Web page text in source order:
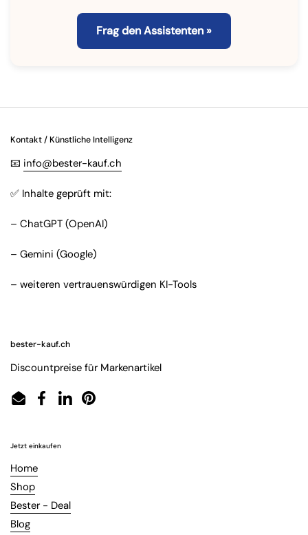
Frag den Assistenten »
Kontakt / Künstliche Intelligenz
📧 info@bester-kauf.ch
✅ Inhalte geprüft mit:
– ChatGPT (OpenAI)
– Gemini (Google)
– weiteren vertrauenswürdigen KI-Tools
bester-kauf.ch
Discountpreise für Markenartikel
EmailFacebook
LinkedInPinterest
Jetzt einkaufen
Home
Shop
Bester - Deal
Blog